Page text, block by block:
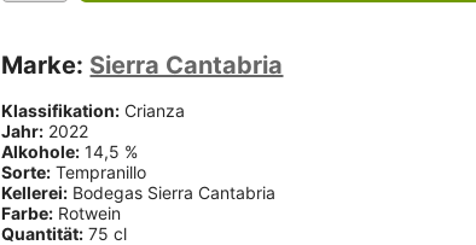
Marke: Sierra Cantabria
Klassifikation: Crianza
Jahr: 2022
Alkohole: 14,5 %
Sorte: Tempranillo
Kellerei: Bodegas Sierra Cantabria
Farbe: Rotwein
Quantität: 75 cl